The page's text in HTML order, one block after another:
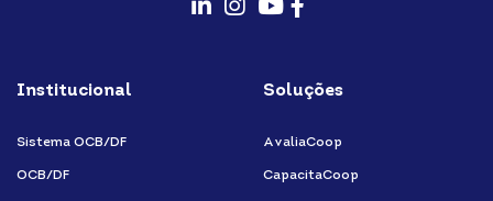
instagram
youtubefacebook-
f
Institucional
Sistema OCB/DF
OCB/DF
Soluções
AvaliaCoop
CapacitaCoop